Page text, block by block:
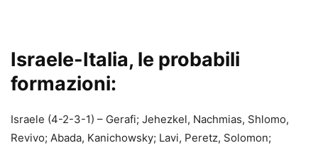
Israele-Italia, le probabili
formazioni:
Israele (4-2-3-1) – Gerafi; Jehezkel, Nachmias, Shlomo,
Revivo; Abada, Kanichowsky; Lavi, Peretz, Solomon;